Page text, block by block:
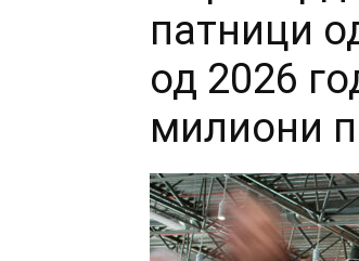
патници
од 2026
милиони